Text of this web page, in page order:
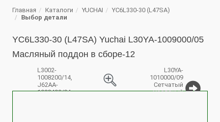
Главная Каталоги YUCHAI
YC6L330-30 (L47SA)
Выбор детали
YC6L330-30 (L47SA) Yuchai L30YA-1009000/05
Масляный поддон в сборе-12
L3002-
1008200/14,
J62AA-
1008400/04
L30YA-
1010000/09
Сетчатый
масляный